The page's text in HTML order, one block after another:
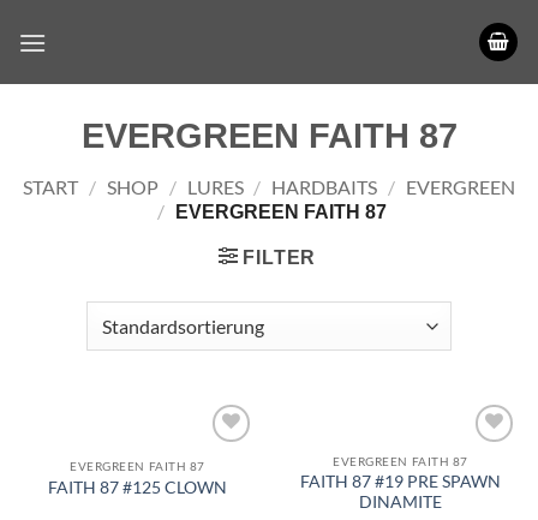
Inhalt
EVERGREEN FAITH 87
START / SHOP / LURES / HARDBAITS / EVERGREEN
/
EVERGREEN FAITH 87
FILTER
EVERGREEN FAITH 87
FAITH 87 #125 CLOWN
EVERGREEN FAITH 87
FAITH 87 #19 PRE SPAWN
DINAMITE